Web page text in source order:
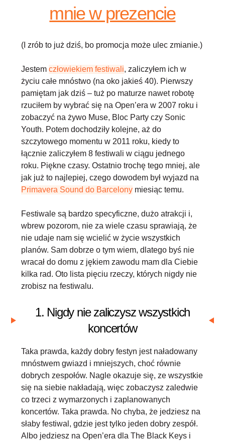
mnie w prezencie
(I zrób to już dziś, bo promocja może ulec zmianie.)
Jestemczłowiekiem festiwali, zaliczyłem ich w
życiu całe mnóstwo (na oko jakieś 40). Pierwszy
pamiętam jak dziś – tuż po maturze nawet robotę
rzuciłem by wybrać się na Open’era w 2007 roku i
zobaczyć na żywo Muse, Bloc Party czy Sonic
Youth. Potem dochodziły kolejne, aż do
szczytowego momentu w 2011 roku, kiedy to
łącznie zaliczyłem 8 festiwali w ciągu jednego
roku. Piękne czasy. Ostatnio trochę tego mniej, ale
jak już to najlepiej, czego dowodem był wyjazd na
Primavera Sound do Barcelony miesiąc temu.
Festiwale są bardzo specyficzne, dużo atrakcji i,
wbrew pozorom, nie za wiele czasu sprawiają, że
nie udaje nam się wcielić w życie wszystkich
planów. Sam dobrze o tym wiem, dlatego byś nie
wracał do domu z jękiem zawodu mam dla Ciebie
kilka rad. Oto lista pięciu rzeczy, których nigdy nie
zrobisz na festiwalu.
1. Nigdy nie zaliczysz wszystkich
koncertów
Taka prawda, każdy dobry festyn jest naładowany
mnóstwem gwiazd i mniejszych, choć równie
dobrych zespołów. Nagle okazuje się, ze wszystkie
się na siebie nakładają, więc zobaczysz zaledwie
co trzeci z wymarzonych i zaplanowanych
koncertów. Taka prawda. No chyba, że jedziesz na
słaby festiwal, gdzie jest tylko jeden dobry zespół.
Albo jedziesz na Open’era dla The Black Keys i